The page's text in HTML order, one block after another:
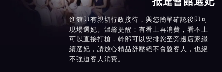
進館即有親切行政接待，與您簡單確認後即可
現場選妃。溫馨提醒：有看上再消費，看不上
可以直接打槍，幹部可以安排您至旁邊店家繼
續選妃，請放心精品舒壓絕不會酸客人，也絕
不強迫客人消費。